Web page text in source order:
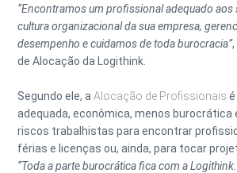
“Encontramos um profissional adequado aos
cultura organizacional da sua empresa,
desempenho e cuidamos de toda burocracia”
de Alocação da Logithink.
Segundo ele, aAlocação de Profissionais
adequada, econômica, menos burocrática
riscos trabalhistas para encontrar
férias e licenças ou, ainda, para tocar
“Toda a parte burocrática fica com a